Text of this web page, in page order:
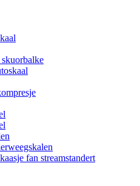
fan streamstandert